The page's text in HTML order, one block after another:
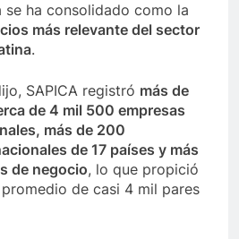
se ha consolidado como la
más relevante del sector
.
SAPICA registró más de
de 4 mil 500 empresas
más de 200
de 17 países y más
de negocio, lo que propició
de casi 4 mil pares